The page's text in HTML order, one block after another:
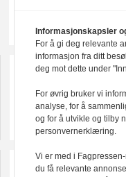
Informasjonskapsler
For å gi deg relevante
informasjon fra ditt
deg mot dette under
For øvrig bruker vi
analyse, for å
og for å utvikle og tilby
personvernerklæring.
Vi er med i
du få relevante